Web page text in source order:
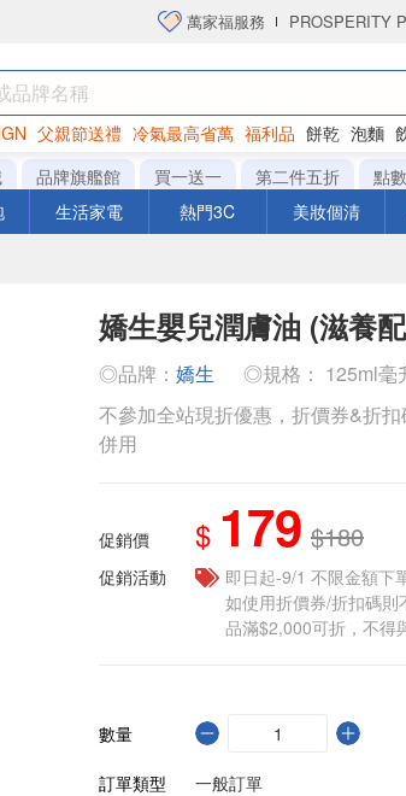
萬家福服務 PROSPERITY
父親節送禮 冷氣最高省萬 福利品 餅乾 泡麵
洋芋片
品牌旗艦館 買一送一 第二件五折 點
生活家電 熱門3C 美妝個清
嬌生嬰兒潤膚油 (滋養
◎品牌： 嬌生
◎規格： 125ml毫
不參加全站現折優惠，折價券&折
併用
促銷價 $ 179 $180
促銷活動
即日起-9/1 不限金額下
如使用折價券/折扣碼
品滿$2,000可折，不得
數量
訂單類型
一般訂單